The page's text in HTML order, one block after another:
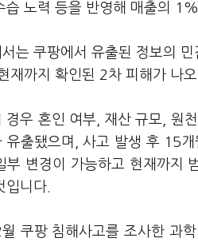
습 노력 등을 반영해 매출의
서는 쿠팡에서 유출된 정보의
재까지 확인된 2차 피해가 나
경우 혼인 여부, 재산 규모, 원
유출됐으며, 사고 발생 후 15
부 변경이 가능하고 현재까지
입니다.
쿠팡 침해사고를 조사한 과